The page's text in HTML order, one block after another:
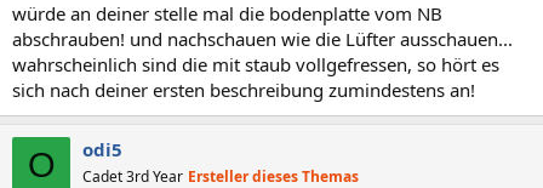
würde an deiner stelle mal die bodenplatte vom NB
abschrauben! und nachschauen wie die Lüfter ausschauen...
wahrscheinlich sind die mit staub vollgefressen, so hört es
sich nach deiner ersten beschreibung zumindestens an!
O odi5
Cadet 3rd Year Ersteller dieses Themas